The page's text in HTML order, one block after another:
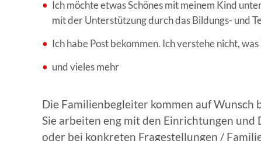
Ich möchte etwas Schönes mit meinem Kind
mit der Unterstützung durch das Bildungs- und
Ich habe Post bekommen. Ich verstehe nicht,
und vieles mehr
Die Familienbegleiter kommen auf Wunsch
Sie arbeiten eng mit den Einrichtungen
oder bei konkreten Fragestellungen /